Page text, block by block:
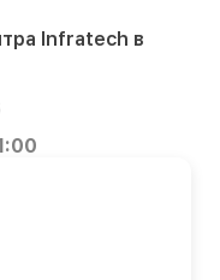
Infratech в